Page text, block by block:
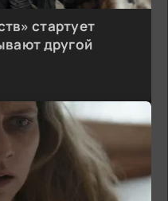
стартует
другой